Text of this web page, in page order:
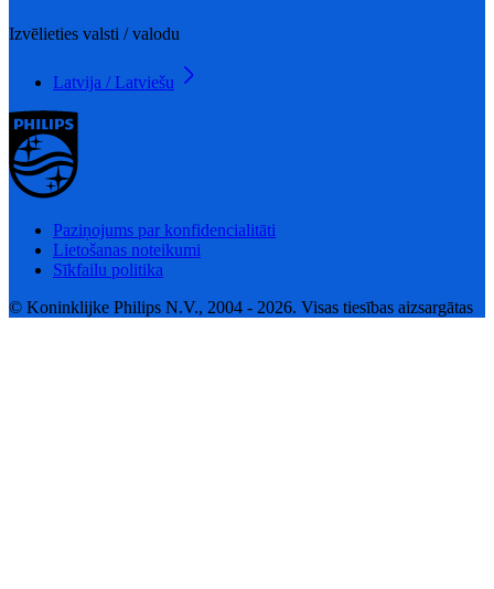
Izvēlieties valsti / valodu
Latvija / Latviešu
Paziņojums par konfidencialitāti
Lietošanas noteikumi
Sīkfailu politika
© Koninklijke Philips N.V., 2004 - 2026. Visas tiesības aizsargātas